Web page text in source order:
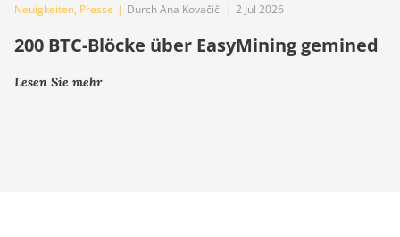
Neuigkeiten, Presse | Durch Ana Kovačič | 2 Jul 2026
200 BTC-Blöcke über EasyMining gemined
Lesen Sie mehr